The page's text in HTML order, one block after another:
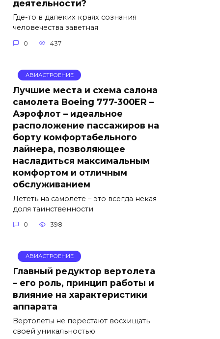
деятельности?
Где-то в далеких краях сознания
человечества заветная
0 437
АВИАСТРОЕНИЕ
Лучшие места и схема салона
самолета Boeing 777-300ER –
Аэрофлот – идеальное
расположение пассажиров на
борту комфортабельного
лайнера, позволяющее
насладиться максимальным
комфортом и отличным
обслуживанием
Лететь на самолете – это всегда некая
доля таинственности
0 398
АВИАСТРОЕНИЕ
Главный редуктор вертолета
– его роль, принцип работы и
влияние на характеристики
аппарата
Вертолеты не перестают восхищать
своей уникальностью